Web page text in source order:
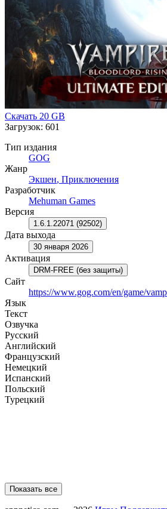
Скачать 20 GB
Загрузок: 601
Тип издания
GOG
Жанр
Экшен, Приключения
Разработчик
Mehuman Games
Версия
1.6.1.22071 (92502)
Дата выхода
30 января 2026
Активация
DRM-FREE (без защиты)
Сайт
https://www.gog.com/en/game/
Язык
Текст
Озвучка
Русский
Английский
Французский
Немецкий
Испанский
Польский
Турецкий
Показать все